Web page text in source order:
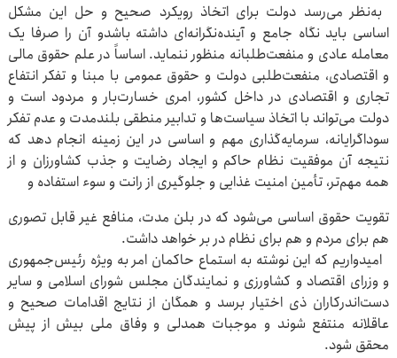
به‌نظر می‌رسد دولت برای اتخاذ رویکرد صحیح و حل این مشکل
اساسی باید نگاه جامع و آینده‌نگرانه‌ای داشته باشدو آن را صرفا یک
معامله عادی و منفعت‌طلبانه منظور ننماید. اساساً در علم حقوق مالی
و اقتصادی، منفعت‌طلبی دولت و حقوق عمومی با مبنا و تفکر انتفاع
تجاری و اقتصادی در داخل کشور، امری خسارت‌بار و مردود است و
دولت می‌تواند با اتخاذ سیاست‌ها و تدابیر منطقی بلندمدت و عدم تفکر
سوداگرایانه، سرمایه‌گذاری مهم و اساسی در این زمینه انجام دهد که
نتیجه آن موفقیت نظام حاکم و ایجاد رضایت و جذب کشاورزان و از
همه مهم‌تر، تأمین امنیت غذایی و جلوگیری از رانت و سوء استفاده و
تقویت حقوق اساسی می‌شود که در بلن مدت، منافع غیر قابل تصوری
هم برای مردم و هم برای نظام در بر خواهد داشت.
امیدواریم که این نوشته به استماع حاکمان امر به ویژه رئیس‌جمهوری
و وزرای اقتصاد و کشاورزی و نمایندگان مجلس شورای اسلامی و سایر
دست‌اندرکاران ذی اختیار برسد و همگان از نتایج اقدامات صحیح و
عاقلانه منتفع شوند و موجبات همدلی و وفاق ملی بیش از پیش
محقق شود.